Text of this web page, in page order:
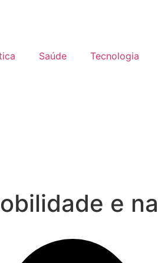
Saúde Tecnologia
e na